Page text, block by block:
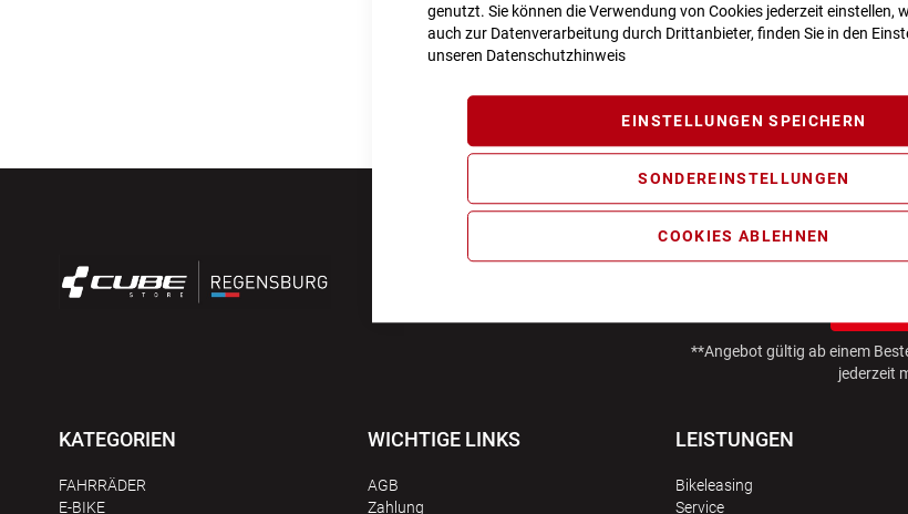
genutzt. Sie können die Verwendung von Cookies jederzeit einstellen,
auch zur Datenverarbeitung durch Drittanbieter, finden Sie in den
unseren Datenschutzhinweis
EINSTELLUNGEN SPEICHERN
SONDEREINSTELLUNGEN
COOKIES ABLEHNEN
AKTIONEN UND
10€
**Angebot gültig ab einem
jederzeit
KATEGORIEN
FAHRRÄDER
E-BIKE
WICHTIGE LINKS
AGB
Zahlung
LEISTUNGEN
Bikeleasing
Service